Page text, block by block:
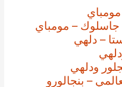
– مومباي
– دلهي
ودلهي
– بنجالورو